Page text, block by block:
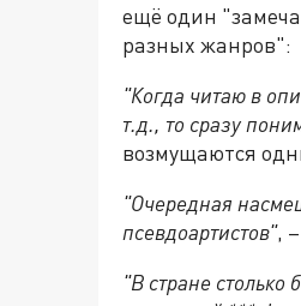
ещё один
разных жанров":
"Когда читаю в
т.д., то сразу
возмущаются
"Очередная
псевдоартистов",
"В стране